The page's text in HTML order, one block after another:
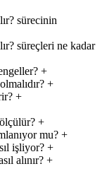
sürecinin
süreçleri ne kadar
+
+
+
+
mu? +
işliyor? +
alınır? +